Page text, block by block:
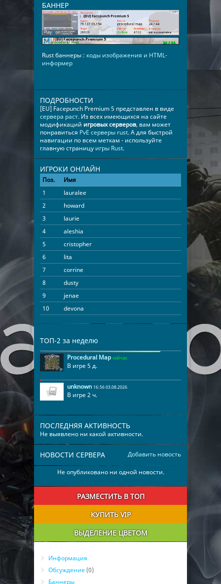
БАННЕР
Rust баннеры : коды изображения и HTML-
информер
ПОДРОБНОСТИ
[EU] Facepunch Premium 5 представлен в виде
сервера раст. Из всех имеющихся на сайте
модификаций игровых серверов, вам может
понравиться PvE серверы rust. А для быстрой
навигации по всем меткам - используйте
главную страницу игры Rust.
ИГРОКИ ОНЛАЙН
Поз. Имя
Время
1
lauralee
11:12:37
2
howard
11:11:06
3
laurie
11:08:31
4
aleshia
11:06:11
5
cristopher
11:05:48
6
lita
7
corrine
10:05:04
8
dusty
10:02:50
9
jenae
10
devona
09:45:44
11
vivien
08:53:48
07:57:52
06:50:55
14
marylynn
06:17:31
15
05:18:15
16
galen
17
sanora
19
rafaela
04:22:25
20
emeline
jennie
24
jonathan 00:09:25
ТОП-2 за неделю
Procedural Map сейчас
В игре 5 д.
unknown 16:56 03.08.2026
В игре 2 ч.
ПОСЛЕДНЯЯ АКТИВНОСТЬ
Не выявлено ни какой активности.
Добавить новость
НОВОСТИ СЕРВЕРА
Не опубликовано ни одной новости.
РАЗМЕСТИТЬ В ТОП
КУПИТЬ VIP
ВЫДЕЛЕНИЕ ЦВЕТОМ
Информация
Обсуждение (0)
Баннеры